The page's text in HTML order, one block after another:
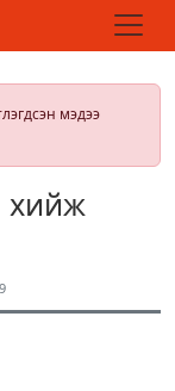
мэдээ
хийж